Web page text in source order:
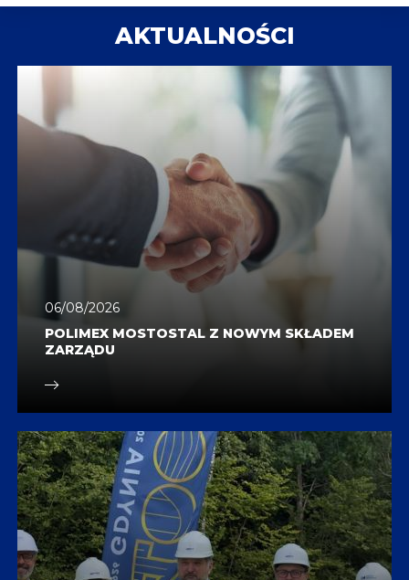
AKTUALNOŚCI
06/08/2026
POLIMEX MOSTOSTAL Z NOWYM SKŁADEM
ZARZĄDU